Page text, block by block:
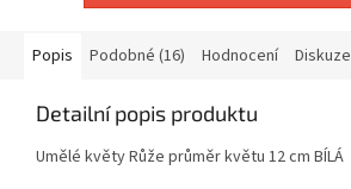
Popis Podobné (16) Hodnocení Diskuze
Detailní popis produktu
Umělé květy Růže průměr květu 12 cm BÍLÁ